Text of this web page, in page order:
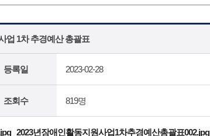
업 1차 추경예산 총괄표
등록일 2023-02-28
조회수 819명
2023년장애인활동지원사업1차추경예산총괄표002.jpg